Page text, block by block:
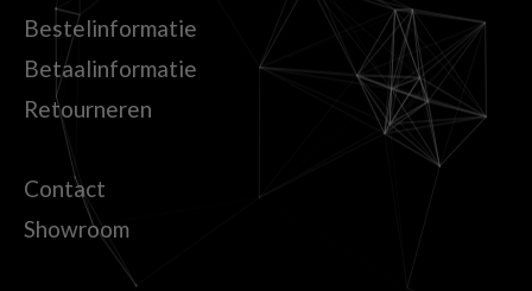
Bestelinformatie
Betaalinformatie
Retourneren
Contact
Showroom